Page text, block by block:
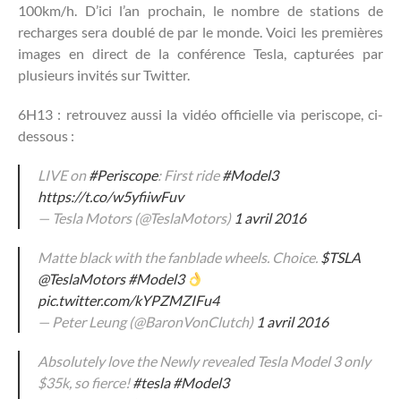
100km/h. D’ici l’an prochain, le nombre de stations de
recharges sera doublé de par le monde. Voici les premières
images en direct de la conférence Tesla, capturées par
plusieurs invités sur Twitter.
6H13 : retrouvez aussi la vidéo officielle via periscope, ci-
dessous :
LIVE on#Periscope: First ride#Model3
https://t.co/w5yfiiwFuv
— Tesla Motors (@TeslaMotors) 1 avril 2016
Matte black with the fanblade wheels. Choice. $TSLA
@TeslaMotors #Model3
pic.twitter.com/kYPZMZIFu4
— Peter Leung (@BaronVonClutch) 1 avril 2016
Absolutely love the Newly revealed Tesla Model 3 only
$35k, so fierce!#tesla #Model3